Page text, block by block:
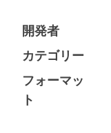
開発者
カテゴリー
フォーマッ
ト